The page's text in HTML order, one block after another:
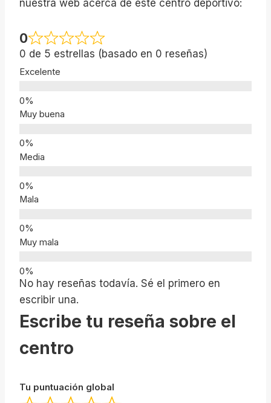
nuestra web acerca de este centro deportivo:
0
0 de 5 estrellas (basado en 0 reseñas)
Excelente
Muy buena
Media
Mala
Muy mala
No hay reseñas todavía. Sé el primero en
escribir una.
Escribe tu reseña sobre el
centro
Tu puntuación global